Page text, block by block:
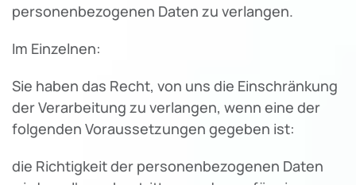
personenbezogenen Daten zu verlangen.
Im Einzelnen:
Sie haben das Recht, von uns die Einschränkung
der Verarbeitung zu verlangen, wenn eine der
folgenden Voraussetzungen gegeben ist:
die Richtigkeit der personenbezogenen Daten